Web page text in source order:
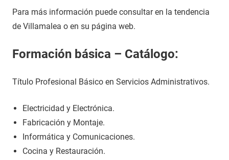
Para más información puede consultar en la tendencia
de Villamalea o en su página web.
Formación básica – Catálogo:
Título Profesional Básico en Servicios Administrativos.
Electricidad y Electrónica.
Fabricación y Montaje.
Informática y Comunicaciones.
Cocina y Restauración.